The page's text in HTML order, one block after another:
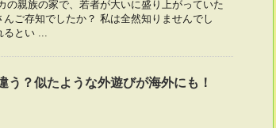
の親族の家で、若者が大いに盛り上がっていた
んご存知でしたか？ 私は全然知りませんでし
るとい ...
？似たような外遊びが海外にも！